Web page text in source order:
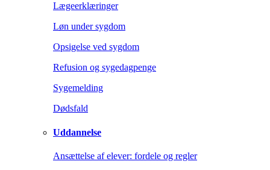
Lægeerklæringer
Løn under sygdom
Opsigelse ved sygdom
Refusion og sygedagpenge
Sygemelding
Dødsfald
Uddannelse
Ansættelse af elever: fordele og regler